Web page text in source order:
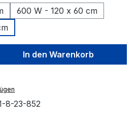
600 W - 120 x 60 cm
Gib den
In den Warenkorb
8-23-852